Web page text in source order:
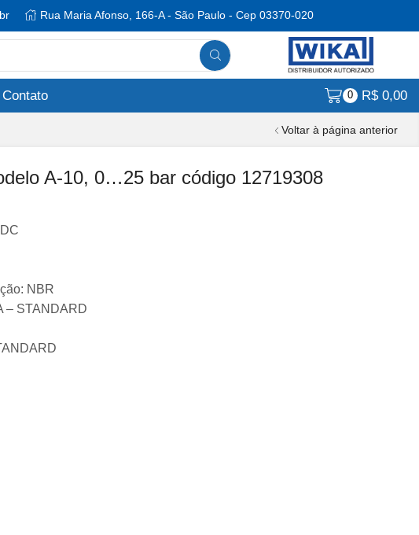
Rua Maria Afonso, 166-A - São Paulo - Cep 03370-020
Contato 0 R$0,00
Voltar à página anterior
A-10, 0…25 bar código 12719308
NBR
– STANDARD